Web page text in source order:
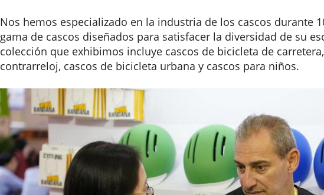
Nos hemos especializado en la industria de los cascos durante
gama de cascos diseñados para satisfacer la diversidad de su
colección que exhibimos incluye cascos de bicicleta de
contrarreloj, cascos de bicicleta urbana y cascos para niños.